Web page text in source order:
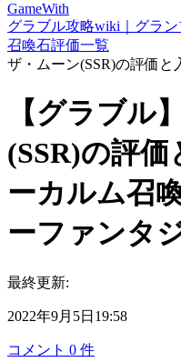
GameWith
グラブル攻略wiki｜グラ
召喚石評価一覧
ザ・ムーン(SSR)の評価
【グラブル
(SSR)の評
ーカルム召
ーファンタジ
最終更新:
2022年9月5日19:58
コメント 0 件